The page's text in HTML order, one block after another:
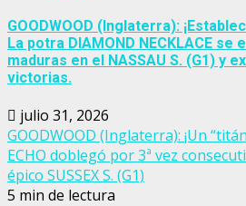
GOODWOOD (Inglaterra):
La potra DIAMOND NECKLACE se
maduras en el NASSAU S. (G1) y
victorias.
julio 31, 2026
GOODWOOD (Inglaterra): ¡Un
ECHO doblegó por 3ª vez
épico SUSSEX S. (G1)
5 min de lectura